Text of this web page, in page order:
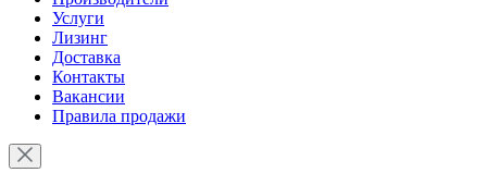
Услуги
Лизинг
Доставка
Контакты
Вакансии
Правила продажи